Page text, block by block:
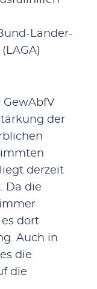
Länder-
der
derzeit
Da die
dort
Auch in
die
die